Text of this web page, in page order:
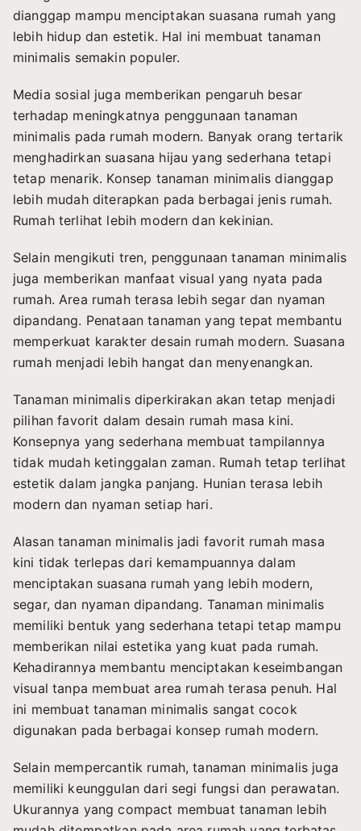
dianggap mampu menciptakan suasana rumah yang
lebih hidup dan estetik. Hal ini membuat tanaman
minimalis semakin populer.
Media sosial juga memberikan pengaruh besar
terhadap meningkatnya penggunaan tanaman
minimalis pada rumah modern. Banyak orang tertarik
menghadirkan suasana hijau yang sederhana tetapi
tetap menarik. Konsep tanaman minimalis dianggap
lebih mudah diterapkan pada berbagai jenis rumah.
Rumah terlihat lebih modern dan kekinian.
Selain mengikuti tren, penggunaan tanaman minimalis
juga memberikan manfaat visual yang nyata pada
rumah. Area rumah terasa lebih segar dan nyaman
dipandang. Penataan tanaman yang tepat membantu
memperkuat karakter desain rumah modern. Suasana
rumah menjadi lebih hangat dan menyenangkan.
Tanaman minimalis diperkirakan akan tetap menjadi
pilihan favorit dalam desain rumah masa kini.
Konsepnya yang sederhana membuat tampilannya
tidak mudah ketinggalan zaman. Rumah tetap terlihat
estetik dalam jangka panjang. Hunian terasa lebih
modern dan nyaman setiap hari.
Alasan tanaman minimalis jadi favorit rumah masa
kini tidak terlepas dari kemampuannya dalam
menciptakan suasana rumah yang lebih modern,
segar, dan nyaman dipandang. Tanaman minimalis
memiliki bentuk yang sederhana tetapi tetap mampu
memberikan nilai estetika yang kuat pada rumah.
Kehadirannya membantu menciptakan keseimbangan
visual tanpa membuat area rumah terasa penuh. Hal
ini membuat tanaman minimalis sangat cocok
digunakan pada berbagai konsep rumah modern.
Selain mempercantik rumah, tanaman minimalis juga
memiliki keunggulan dari segi fungsi dan perawatan.
Ukurannya yang compact membuat tanaman lebih